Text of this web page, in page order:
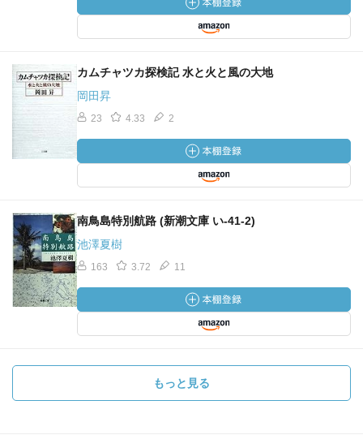
カムチャツカ探検記 水と火と風の大地
岡田昇
23 4.33 2
南鳥島特別航路 (新潮文庫 い-41-2)
池澤夏樹
163 3.72 11
もっと見る